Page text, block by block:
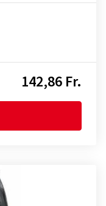
142,86 Fr.